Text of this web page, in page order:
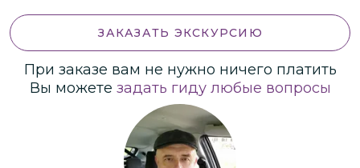
ЗАКАЗАТЬ ЭКСКУРСИЮ
При заказе вам не нужно ничего платить
Вы можете задать гиду любые вопросы